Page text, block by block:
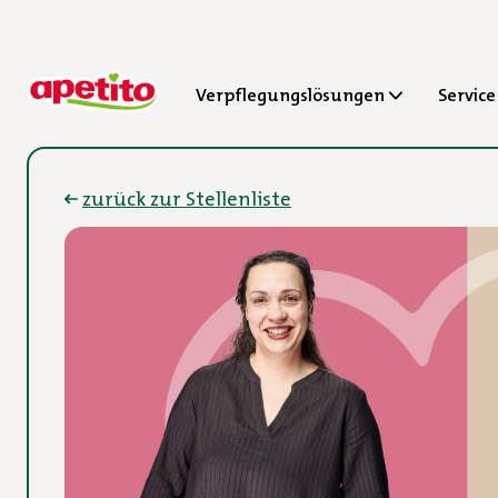
Verpflegungslösungen Service
zurück zur Stellenliste